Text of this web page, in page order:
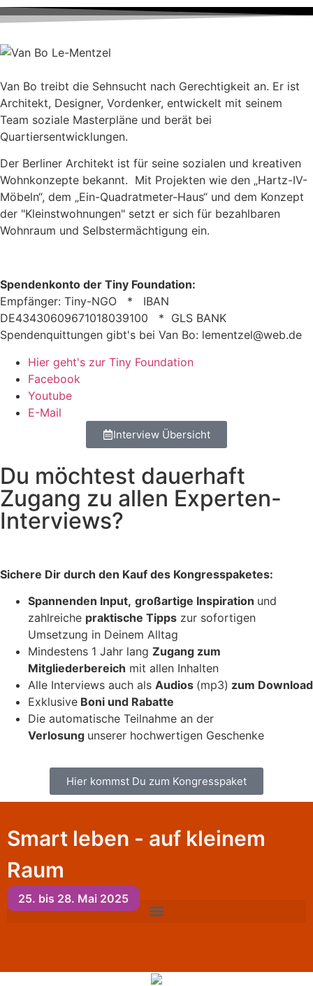
Van Bo treibt die Sehnsucht nach Gerechtigkeit an. Er ist
Architekt, Designer, Vordenker, entwickelt mit seinem
Team soziale Masterpläne und berät bei
Quartiersentwicklungen.
Der Berliner Architekt ist für seine sozialen und kreativen
Wohnkonzepte bekannt. Mit Projekten wie den „Hartz-IV-
Möbeln“, dem „Ein-Quadratmeter-Haus“ und dem Konzept
der "Kleinstwohnungen" setzt er sich für bezahlbaren
Wohnraum und Selbstermächtigung ein.
Spendenkonto der Tiny Foundation:
Empfänger: Tiny-NGO * IBAN
DE43430609671018039100 * GLS BANK
Spendenquittungen gibt's bei Van Bo: lementzel@web.de
Hier geht's zur Tiny Foundation
Facebook
Youtube
E-Mail
Interview Übersicht
Du möchtest dauerhaft
Zugang zu allen Experten-
Interviews?
Sichere Dir durch den Kauf des Kongresspaketes:
Spannenden Input, großartige Inspiration und
zahlreiche praktische Tipps zur sofortigen
Umsetzung in Deinem Alltag
Mindestens 1 Jahr lang Zugang zum
Mitgliederbereich mit allen Inhalten
Alle Interviews auch als Audios (mp3) zum Download
Exklusive Boni und Rabatte
Die automatische Teilnahme an der
Verlosung unserer hochwertigen Geschenke
Hier kommst Du zum Kongresspaket
Smart leben - auf kleinem
Raum
25. bis 28. Mai 2025​